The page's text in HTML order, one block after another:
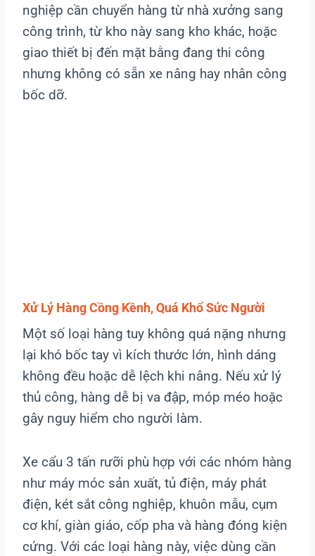
nghiệp cần chuyển hàng từ nhà xưởng sang
công trình, từ kho này sang kho khác, hoặc
giao thiết bị đến mặt bằng đang thi công
nhưng không có sẵn xe nâng hay nhân công
bốc dỡ.
Xử Lý Hàng Cồng Kềnh, Quá Khổ Sức Người
Một số loại hàng tuy không quá nặng nhưng
lại khó bốc tay vì kích thước lớn, hình dáng
không đều hoặc dễ lệch khi nâng. Nếu xử lý
thủ công, hàng dễ bị va đập, móp méo hoặc
gây nguy hiểm cho người làm.
Xe cẩu 3 tấn rưỡi phù hợp với các nhóm hàng
như máy móc sản xuất, tủ điện, máy phát
điện, két sắt công nghiệp, khuôn mẫu, cụm
cơ khí, giàn giáo, cốp pha và hàng đóng kiện
cứng. Với các loại hàng này, việc dùng cần